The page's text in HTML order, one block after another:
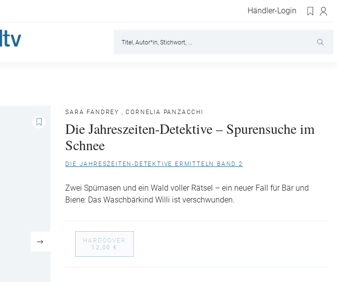
Händler-Login
SARA FANDREY ,CORNELIA PANZACCHI
Die Jahreszeiten-Detektive – Spurensuche im
Schnee
DIE JAHRESZEITEN-DETEKTIVE ERMITTELN BAND 2
Zwei Spürnasen und ein Wald voller Rätsel – ein neuer Fall für Bär und
Biene: Das Waschbärkind Willi ist verschwunden.
HARDCOVER
12,00 €